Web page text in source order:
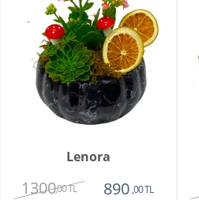
Lenora
1300,00 TL 890 ,00 TL